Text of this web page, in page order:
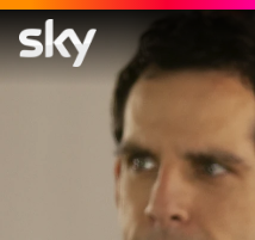
...Und Dann